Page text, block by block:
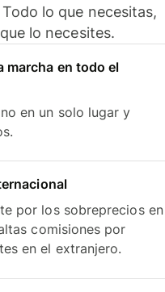
lo que necesitas,
lo necesites.
marcha en todo el
en un solo lugar y
por los sobreprecios en
comisiones por
en el extranjero.